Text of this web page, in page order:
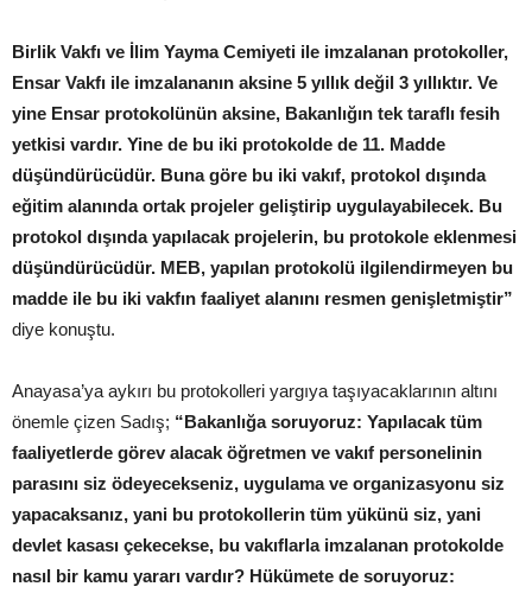
Birlik Vakfı ve İlim Yayma Cemiyeti ile imzalanan protokoller,
Ensar Vakfı ile imzalananın aksine 5 yıllık değil 3 yıllıktır. Ve
yine Ensar protokolünün aksine, Bakanlığın tek taraflı fesih
yetkisi vardır. Yine de bu iki protokolde de 11. Madde
düşündürücüdür. Buna göre bu iki vakıf, protokol dışında
eğitim alanında ortak projeler geliştirip uygulayabilecek. Bu
protokol dışında yapılacak projelerin, bu protokole eklenmesi
düşündürücüdür. MEB, yapılan protokolü ilgilendirmeyen bu
madde ile bu iki vakfın faaliyet alanını resmen genişletmiştir”
diye konuştu.
Anayasa’ya aykırı bu protokolleri yargıya taşıyacaklarının altını
önemle çizen Sadış; “Bakanlığa soruyoruz: Yapılacak tüm
faaliyetlerde görev alacak öğretmen ve vakıf personelinin
parasını siz ödeyecekseniz, uygulama ve organizasyonu siz
yapacaksanız, yani bu protokollerin tüm yükünü siz, yani
devlet kasası çekecekse, bu vakıflarla imzalanan protokolde
nasıl bir kamu yararı vardır? Hükümete de soruyoruz: